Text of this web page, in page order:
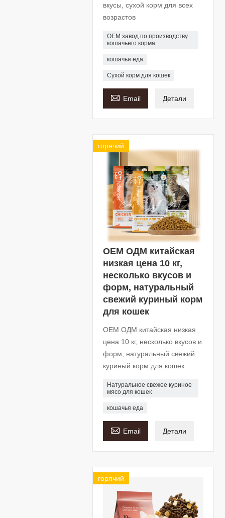
вкусы, сухой корм для всех
возрастов
OEM завод по производству
кошачьего корма
кошачья еда
Сухой корм для кошек
 Email Детали
горячий
OEM ОДМ китайская
низкая цена 10 кг,
несколько вкусов и
форм, натуральный
свежий куриный корм
для кошек
OEM ОДМ китайская низкая
цена 10 кг, несколько вкусов и
форм, натуральный свежий
куриный корм для кошек
Натуральное свежее куриное
мясо для кошек
кошачья еда
 Email Детали
горячий